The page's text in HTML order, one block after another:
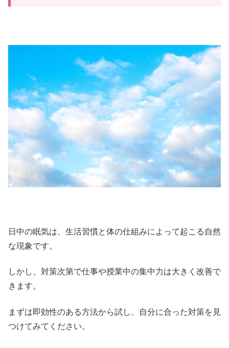
日中の眠気は、生活習慣と体の仕組みによって起こる自然
な現象です。
しかし、対策次第で仕事や授業中の集中力は大きく改善で
きます。
まずは即効性のある方法から試し、自分に合った対策を見
つけてみてください。